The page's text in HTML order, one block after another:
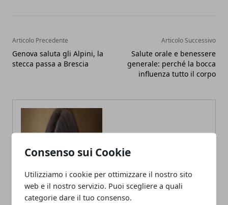
Consenso sui Cookie
Utilizziamo i cookie per ottimizzare il nostro sito
web e il nostro servizio. Puoi scegliere a quali
categorie dare il tuo consenso.
Articolo Precedente
Genova saluta gli Alpini, la
stecca passa a Brescia
Articolo Successivo
Salute orale e benessere
generale: perché la bocca
influenza tutto il corpo